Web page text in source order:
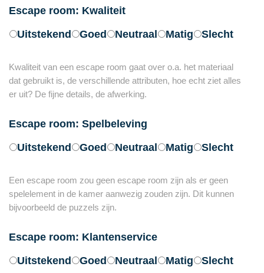
Escape room: Kwaliteit
Uitstekend
Goed Neutraal Matig Slecht
Kwaliteit van een escape room gaat over o.a. het materiaal
dat gebruikt is, de verschillende attributen, hoe echt ziet alles
er uit? De fijne details, de afwerking.
Escape room: Spelbeleving
Uitstekend
Goed Neutraal Matig Slecht
Een escape room zou geen escape room zijn als er geen
spelelement in de kamer aanwezig zouden zijn. Dit kunnen
bijvoorbeeld de puzzels zijn.
Escape room: Klantenservice
Uitstekend
Goed Neutraal Matig Slecht